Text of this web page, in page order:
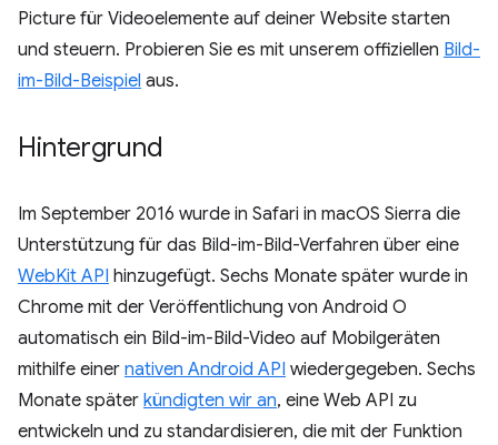
Picture für Videoelemente auf deiner Website starten
und steuern. Probieren Sie es mit unserem offiziellen Bild-
im-Bild-Beispiel aus.
Hintergrund
Im September 2016 wurde in Safari in macOS Sierra die
Unterstützung für das Bild-im-Bild-Verfahren über eine
WebKit API hinzugefügt. Sechs Monate später wurde in
Chrome mit der Veröffentlichung von Android O
automatisch ein Bild-im-Bild-Video auf Mobilgeräten
mithilfe einer nativen Android API wiedergegeben. Sechs
Monate später kündigten wir an, eine Web API zu
entwickeln und zu standardisieren, die mit der Funktion